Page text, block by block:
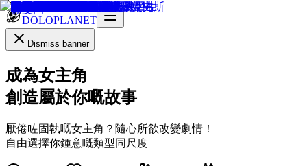
DOLOPLANET
Dismiss banner
成為女主角
創造屬於你嘅故事
厭倦咗固執嘅女主角？隨心所欲改變劇情！
自由選擇你鍾意嘅類型同尺度